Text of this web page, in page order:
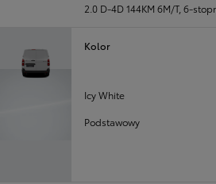
2.0 D-4D 144KM 6M/T, 6-
Kolor
Icy White
Podstawowy